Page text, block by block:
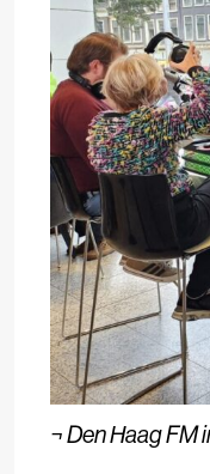
¬ Den Haag FM